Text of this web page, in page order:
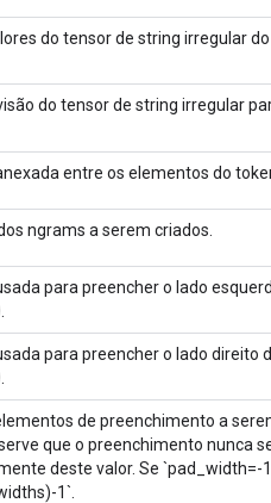
do tensor de string irregular
do tensor de string irregular
entre os elementos do
ngrams a serem criados.
para preencher o lado
para preencher o lado direito
de preenchimento a
que o preenchimento nunca
deste valor. Se `pad_width=-
1`.